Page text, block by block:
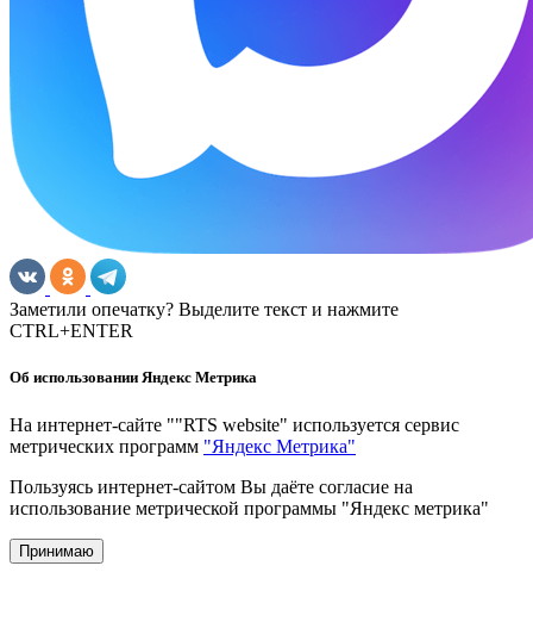
Заметили опечатку? Выделите текст и нажмите
CTRL+ENTER
Об использовании Яндекс Метрика
На интернет-сайте ""RTS website" используется сервис
метрических программ "Яндекс Метрика"
Пользуясь интернет-сайтом Вы даёте согласие на
использование метрической программы "Яндекс метрика"
Принимаю